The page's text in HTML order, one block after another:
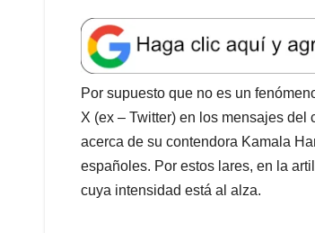
a
t
s
A
p
p
e
b
o
o
k
k
e
d
I
n
l
e
a
d
s
Por supuesto que no es un
X (ex – Twitter) en los mensajes
acerca de su contendora Kamala
españoles. Por estos lares, en la
cuya intensidad está al alza.